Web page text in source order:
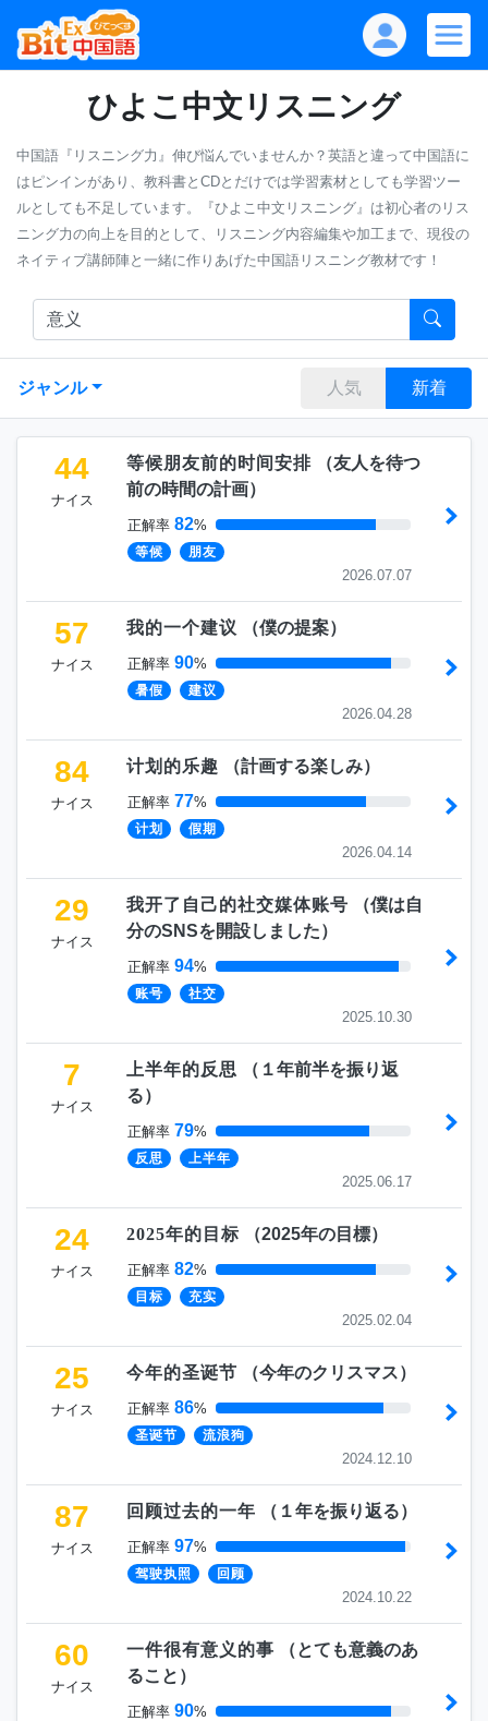
ひよこ中文リスニング
中国語『リスニング力』伸び悩んでいませんか？英語と違って中国語に
はピンインがあり、教科書とCDとだけでは学習素材としても学習ツー
ルとしても不足しています。『ひよこ中文リスニング』は初心者のリス
ニング力の向上を目的として、リスニング内容編集や加工まで、現役の
ネイティブ講師陣と一緒に作りあげた中国語リスニング教材です！
ジャンル 人気 新着
44
ナイス
等候朋友前的时间安排 （友人を待つ
前の時間の計画）
正解率 82%
等候 朋友
2026.07.07
57
ナイス
我的一个建议 （僕の提案）
正解率 90%
暑假 建议
2026.04.28
84
ナイス
计划的乐趣 （計画する楽しみ）
正解率 77%
计划 假期
2026.04.14
29
ナイス
我开了自己的社交媒体账号 （僕は自
分のSNSを開設しました）
正解率 94%
账号 社交
2025.10.30
7
ナイス
上半年的反思 （ １年前半を振り返
る）
正解率 79%
反思 上半年
2025.06.17
24
ナイス
2025年的目标 （2025年の目標）
正解率 82%
目标 充实
2025.02.04
25
ナイス
今年的圣诞节 （今年のクリスマス）
正解率 86%
圣诞节 流浪狗
2024.12.10
87
ナイス
回顾过去的一年 （ １年を振り返る）
正解率 97%
驾驶执照 回顾
2024.10.22
60
ナイス
一件很有意义的事 （とても意義のあ
ること ）
正解率 90%